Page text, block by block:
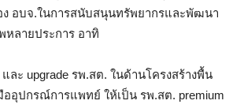
อบจ.ในการสนับสนุนทรัพยากรและพัฒนา
หลายประการ อาทิ
และ upgrade รพ.สต. ในด้านโครงสร้างพื้น
ออุปกรณ์การแพทย์ ให้เป็น รพ.สต. premium